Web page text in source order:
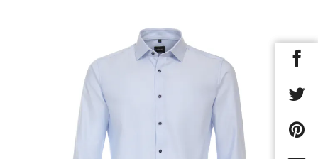
Fashion Blog